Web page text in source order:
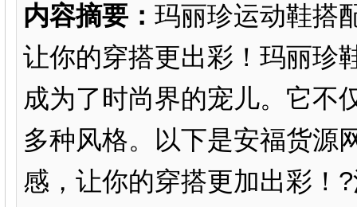
内容摘要： 玛丽珍运动鞋搭
让你的穿搭更出彩！玛丽珍
成为了时尚界的宠儿。它不
多种风格。以下是安福货源
感，让你的穿搭更加出彩！